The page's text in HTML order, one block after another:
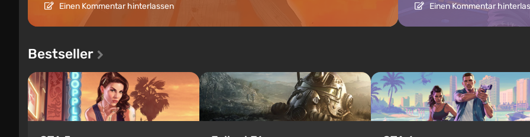
Einen Kommentar hinterlassen Einen Kommentar
Bestseller